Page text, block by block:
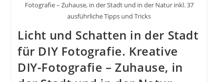
Fotografie – Zuhause, in der Stadt und in der Natur inkl. 37
ausführliche Tipps und Tricks
Licht und Schatten in der Stadt
für DIY Fotografie. Kreative
DIY-Fotografie – Zuhause, in